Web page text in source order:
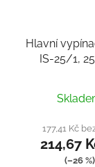
Hlavní
IS-25/1,
177,41 Kč
214,67
(–26 %)